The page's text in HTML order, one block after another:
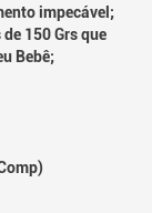
impecável;
150 Grs que
Bebê;